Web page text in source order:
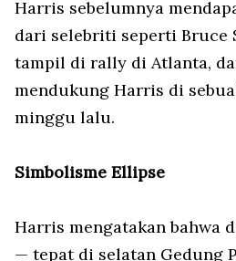
Harris sebelumnya
dari selebriti seperti Bruce
tampil di rally di Atlanta,
mendukung Harris di
minggu lalu.
Simbolisme Ellipse
Harris mengatakan bahwa
— tepat di selatan Gedung